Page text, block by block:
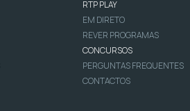
RTP PLAY
EM DIRETO
REVER PROGRAMAS
CONCURSOS
PERGUNTAS FREQUENTES
CONTACTOS